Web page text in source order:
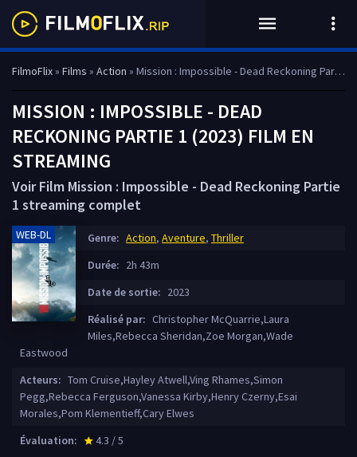
FilmoFlix» Films » Action » Mission : Impossible - Dead Reckoning Partie 1
MISSION : IMPOSSIBLE - DEAD
RECKONING PARTIE 1 (2023) FILM EN
STREAMING
Voir Film Mission : Impossible - Dead Reckoning Partie
1 streaming complet
WEB-DL Genre: Action, Aventure, Thriller
Durée: 2h 43m
Date de sortie: 2023
Réalisé par: Christopher McQuarrie,Laura
Miles,Rebecca Sheridan,Zoe Morgan,Wade
Eastwood
Acteurs: Tom Cruise,Hayley Atwell,Ving Rhames,Simon
Pegg,Rebecca Ferguson,Vanessa Kirby,Henry Czerny,Esai
Morales,Pom Klementieff,Cary Elwes
Évaluation:
star_rate
4.3 / 5